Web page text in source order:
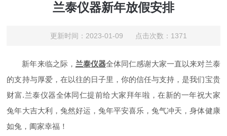
兰泰仪器新年放假安排
更新时间：2023-01-09 点击次数：1371
新年来临之际， 兰泰仪器全体同仁感谢大家一直以来对兰泰
的支持与厚爱，在以往的日子里，你的信任与支持，是我们宝贵
财富.兰泰仪器全体同仁提前给大家拜年啦，在新的一年祝大家
兔年大吉大利，兔然好运，兔年平安喜乐，兔气冲天，身体健康
如兔，阖家幸福！